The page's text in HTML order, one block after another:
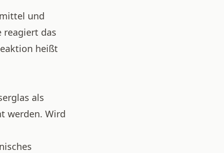
und
reagiert das
heißt
als
werden. Wird